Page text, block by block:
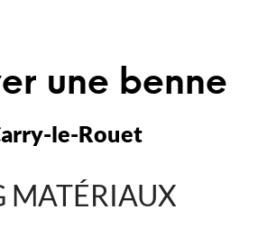
une benne
le-Rouet
MATÉRIAUX